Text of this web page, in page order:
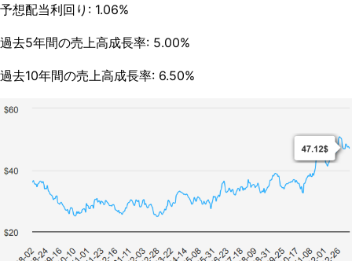
予想配当利回り: 1.06%
過去5年間の売上高成長率: 5.00%
過去10年間の売上高成長率: 6.50%